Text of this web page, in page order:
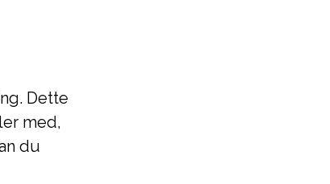
Dette
med,
du